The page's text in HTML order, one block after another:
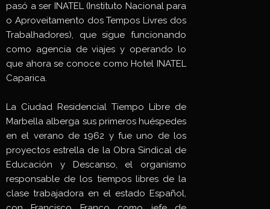
pasó a ser INATEL (Instituto Nacional para
o Aproveitamento dos Tempos Livres dos
Trabalhadores), que sigue funcionando
como agencia de viajes y operando lo
que ahora se conoce como Hotel INATEL
Caparica.
La Ciudad Residencial Tiempo Libre de
Marbella alberga sus primeros huéspedes
en el verano de 1962 y fue uno de los
proyectos estrella de la Obra Sindical de
Educación y Descanso, el organismo
responsable de los tiempos libres de la
clase trabajadora en el estado Español,